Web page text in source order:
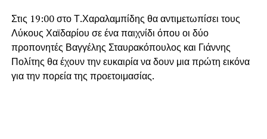
Στις 19:00 στο Τ.Χαραλαμπίδης θα αντιμετωπίσει τους
Λύκους Χαϊδαρίου σε ένα παιχνίδι όπου οι δύο
προπονητές Βαγγέλης Σταυρακόπουλος και Γιάννης
Πολίτης θα έχουν την ευκαιρία να δουν μια πρώτη εικόνα
για την πορεία της προετοιμασίας.